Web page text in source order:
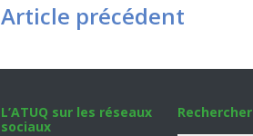
Article précédent
L’ATUQ sur les réseaux
sociaux
Rechercher